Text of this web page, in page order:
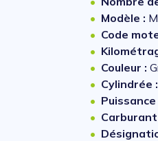
Modèle :
Code
Couleur :
Cylindrée :
Puissance
Carburant